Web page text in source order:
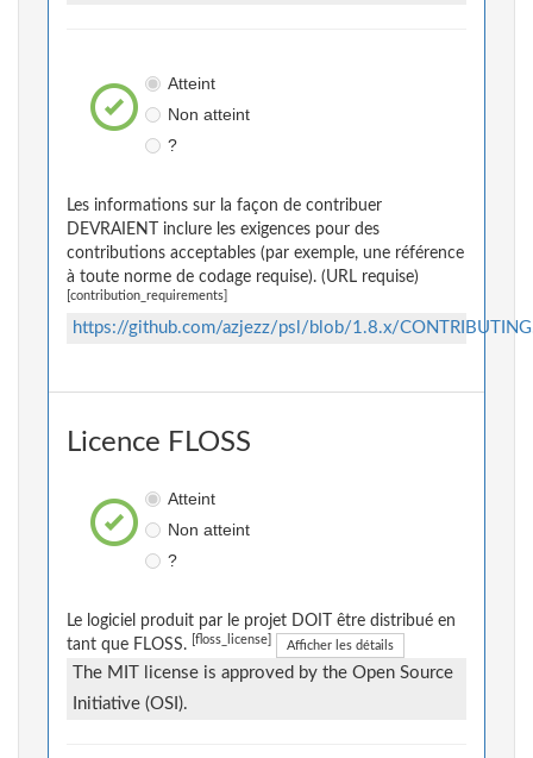
Atteint
Non atteint
?
Les informations sur la façon de contribuer
DEVRAIENT inclure les exigences pour des
contributions acceptables (par exemple, une référence
à toute norme de codage requise). (URL requise)
[contribution_requirements]
https://github.com/azjezz/psl/blob/1.8.x/
Licence FLOSS
Atteint
Non atteint
?
Le logiciel produit par le projet DOIT être distribué en
tant que FLOSS.
[floss_license] Afficher les détails
The MIT license is approved by the Open Source
Initiative (OSI).